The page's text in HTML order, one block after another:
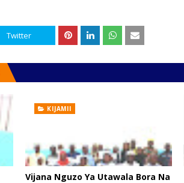
Twitter
KIJAMII
Vijana Nguzo Ya Utawala Bora Na